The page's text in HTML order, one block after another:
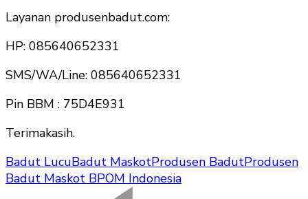
Layanan produsenbadut.com:
HP: 085640652331
SMS/WA/Line: 085640652331
Pin BBM : 75D4E931
Terimakasih.
Badut LucuBadut MaskotProdusen BadutProdusen
Badut Maskot BPOM Indonesia